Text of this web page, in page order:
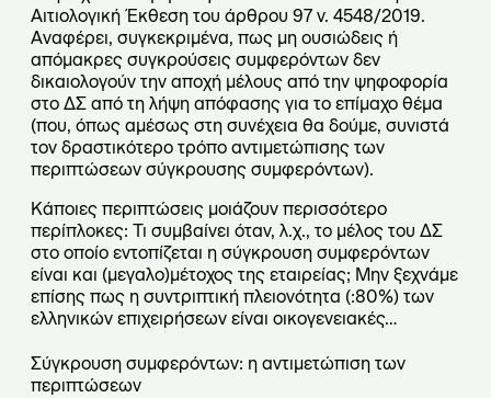
Αιτιολογική Έκθεση του άρθρου 97 ν. 4548/2019.
Αναφέρει, συγκεκριμένα, πως μη ουσιώδεις ή
απόμακρες συγκρούσεις συμφερόντων δεν
δικαιολογούν την αποχή μέλους από την ψηφοφορία
στο ΔΣ από τη λήψη απόφασης για το επίμαχο θέμα
(που, όπως αμέσως στη συνέχεια θα δούμε, συνιστά
τον δραστικότερο τρόπο αντιμετώπισης των
περιπτώσεων σύγκρουσης συμφερόντων).
Κάποιες περιπτώσεις μοιάζουν περισσότερο
περίπλοκες: Τι συμβαίνει όταν, λ.χ., το μέλος του ΔΣ
στο οποίο εντοπίζεται η σύγκρουση συμφερόντων
είναι και (μεγαλο)μέτοχος της εταιρείας; Μην ξεχνάμε
επίσης πως η συντριπτική πλειονότητα (:80%) των
ελληνικών επιχειρήσεων είναι οικογενειακές…
Σύγκρουση συμφερόντων: η αντιμετώπιση των
περιπτώσεων